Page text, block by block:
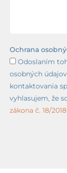
Ochrana
Odoslaním
osobných
kontaktovania
vyhlasujem, že
zákona č. 18/